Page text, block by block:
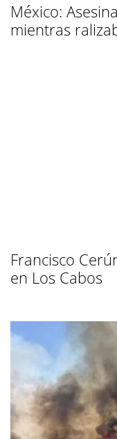
México:
mientras
Francisco
en Los Cabos